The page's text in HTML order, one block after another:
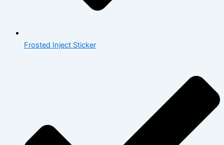
Frosted Inject Sticker